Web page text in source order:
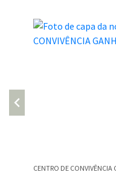
CENTRO DE